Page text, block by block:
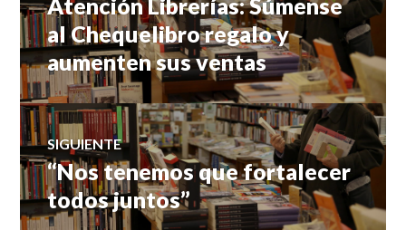
de
entradas
anterior:
Atención Librerías: Súmense
al Chequelibro regalo y
aumenten sus ventas
SIGUIENTE
Entrada
siguiente:
“Nos tenemos que fortalecer
todos juntos”